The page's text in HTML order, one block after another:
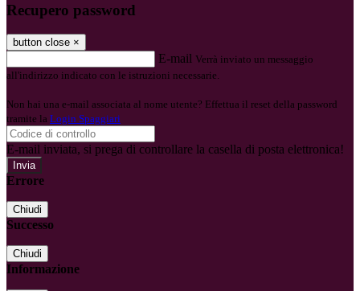
Recupero password
button close ×
E-mail Verrà inviato un messaggio
all'indirizzo indicato con le istruzioni necessarie.
Non hai una e-mail associata al nome utente? Effettua il reset della password
tramite la Login Spaggiari
E-mail inviata, si prega di controllare la casella di posta elettronica!
Errore
Chiudi
Successo
Chiudi
Informazione